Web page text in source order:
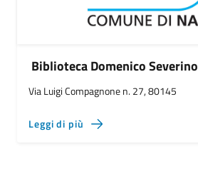
Biblioteca Domenico Severino
Via Luigi Compagnone n. 27, 80145
Leggi di più